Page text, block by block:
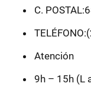
C.
Atención
9h – 15h (L